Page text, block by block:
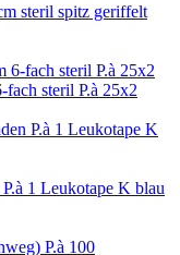
steril spitz geriffelt
steril P.à 25x2
Leukotape K
Leukotape K blau